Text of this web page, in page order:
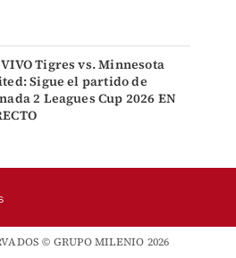
Tigres vs. Minnesota
Sigue el partido de
2 Leagues Cup 2026 EN
© GRUPO MILENIO 2026